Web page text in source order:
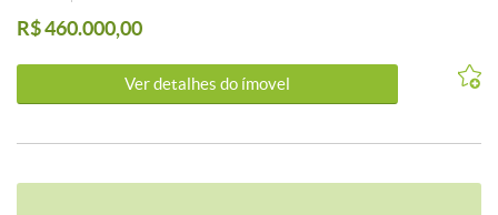
R$ 460.000,00
Ver detalhes do ímovel